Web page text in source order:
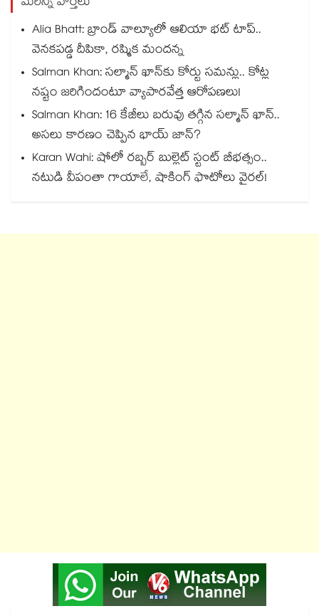
Alia Bhatt: బ్రాండ్ వాల్యూలో ఆలియా భట్ టాప్..
వెనకపడ్డ దీపికా, రష్మిక మందన్న
Salman Khan: సల్మాన్ ఖాన్‌కు కోర్టు సమన్లు.. కోట్ల
నష్టం జరిగిందంటూ వ్యాపారవేత్త ఆరోపణలు!
Salman Khan: 16 కేజీలు బరువు తగ్గిన సల్మాన్ ఖాన్..
అసలు కారణం చెప్పిన భాయ్ జాన్?
Karan Wahi: షోలో రబ్బర్ బుల్లెట్ స్టంట్ బీభత్సం..
నటుడి వీపంతా గాయాలే, షాకింగ్ ఫొటోలు వైరల్!